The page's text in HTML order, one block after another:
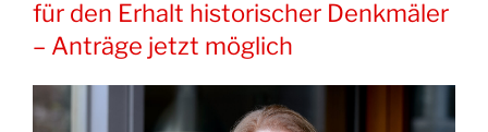
für den Erhalt historischer Denkmäler
– Anträge jetzt möglich